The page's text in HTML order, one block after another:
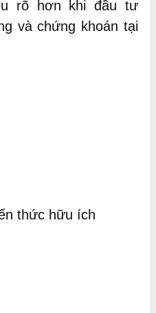
rõ hơn khi đầu tư
và chứng khoán tại
thức hữu ích